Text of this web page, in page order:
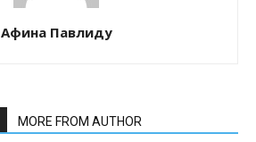
Афина Павлиду
MORE FROM AUTHOR